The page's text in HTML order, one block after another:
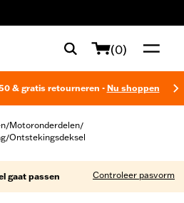
(0)
& gratis retourneren - Nu shoppen
/Motoronderdelen/
/Ontstekingsdeksel
gaat passen Controleer pasvorm